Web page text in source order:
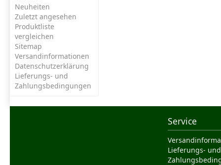
Neuheiten
Zuletzt angesehen
Produktliste
vergleichen
Sitemap
Versandinformationen
Datenschutzerklärung
Lieferungs- und
Zahlungsbedingungen
Service
Lieferungs- und